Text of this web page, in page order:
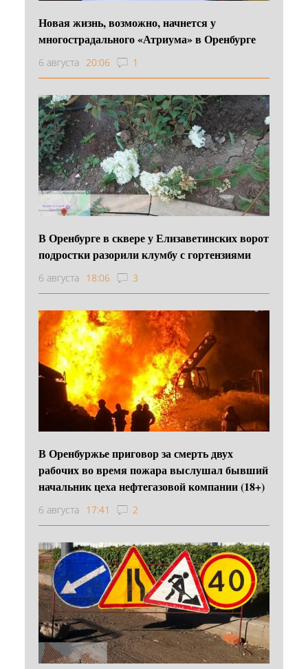
Новая жизнь, возможно, начнется у
многострадального «Атриума» в Оренбурге
6 августа 20:06 1
В Оренбурге в сквере у Елизаветинских ворот
подростки разорили клумбу с гортензиями
6 августа 18:06 3
В Оренбуржье приговор за смерть двух
рабочих во время пожара выслушал бывший
начальник цеха нефтегазовой компании (18+)
6 августа 17:41 2